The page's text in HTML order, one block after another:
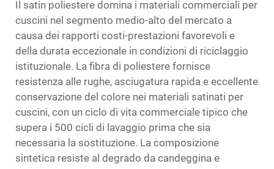
Il satin poliestere domina i materiali commerciali per
cuscini nel segmento medio-alto del mercato a
causa dei rapporti costi-prestazioni favorevoli e
della durata eccezionale in condizioni di riciclaggio
istituzionale. La fibra di poliestere fornisce
resistenza alle rughe, asciugatura rapida e eccellente
conservazione del colore nei materiali satinati per
cuscini, con un ciclo di vita commerciale tipico che
supera i 500 cicli di lavaggio prima che sia
necessaria la sostituzione. La composizione
sintetica resiste al degrado da candeggina e